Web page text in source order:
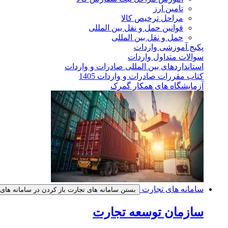
تامین ارز
مراحل ترخیص کالا
قوانین حمل و نقل بین المللی
حمل و نقل بین المللی
پکیج آموزشی واردات
سوالات متداول واردات
استانداردهای بین المللی صادرات و واردات
کتاب مقررات صادرات و واردات 1405
آزمایشگاه های همکار گمرک
سامانه های تجارت بستن سامانه های تجارت باز کردن در سامانه
سازمان توسعه تجارت